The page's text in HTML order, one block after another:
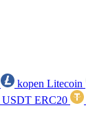
kopen Litecoin
USDT ERC20